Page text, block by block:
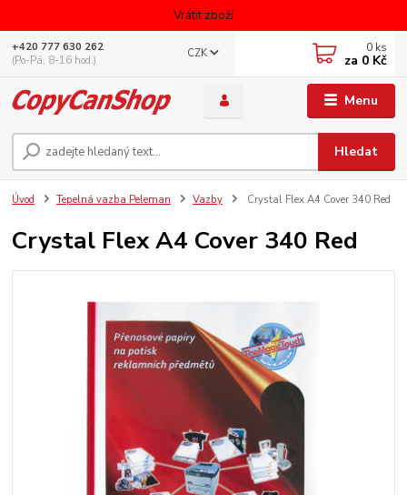
Vrátit zboží
Menu
CZK
Hledat
+420 777 630 262
(Po-Pá, 8-16 hod.)
0 ks
za 0 Kč
Úvod Tepelná vazba Peleman Vazby Crystal Flex A4 Cover 340 Red
Crystal Flex A4 Cover 340 Red